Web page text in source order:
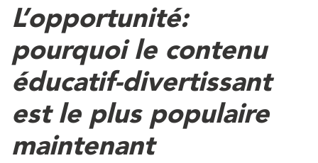
L’opportunité:
pourquoi le contenu
éducatif-divertissant
est le plus populaire
maintenant